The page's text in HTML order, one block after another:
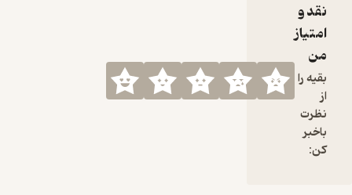
نقد و
امتیاز
من
بقیه را
نظرت
باخبر
کن: